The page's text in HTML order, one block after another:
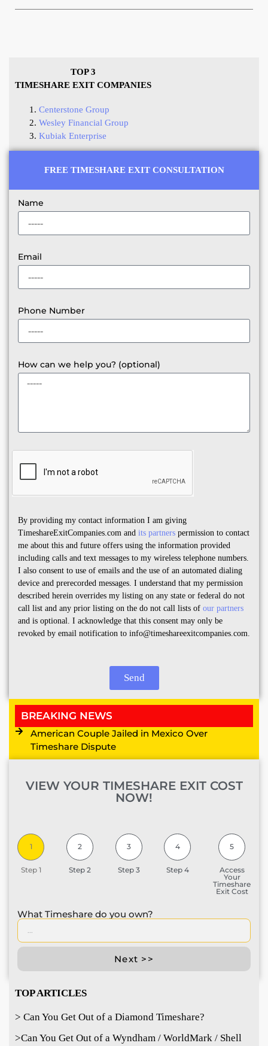
TOP 3
TIMESHARE EXIT COMPANIES
Centerstone Group
Wesley Financial Group
Kubiak Enterprise
FREE TIMESHARE EXIT CONSULTATION
Name
Email
Phone Number
How can we help you? (optional)
By providing my contact information I am giving
TimeshareExitCompanies.com and its partners permission to contact
me about this and future offers using the information provided
including calls and text messages to my wireless telephone numbers.
I also consent to use of emails and the use of an automated dialing
device and prerecorded messages. I understand that my permission
described herein overrides my listing on any state or federal do not
call list and any prior listing on the do not call lists of our partners
and is optional. I acknowledge that this consent may only be
revoked by email notification to info@timeshareexitcompanies.com.
Send
BREAKING NEWS
American Couple Jailed in Mexico Over
Timeshare Dispute
VIEW YOUR TIMESHARE EXIT COST
NOW!
1
Step 1
2
Step 2
3
Step 3
4
Step 4
5
Access
Your
Timeshare
Exit Cost
What Timeshare do you own?
Next >>
TOP ARTICLES
> Can You Get Out of a Diamond Timeshare?
>Can You Get Out of a Wyndham / WorldMark / Shell